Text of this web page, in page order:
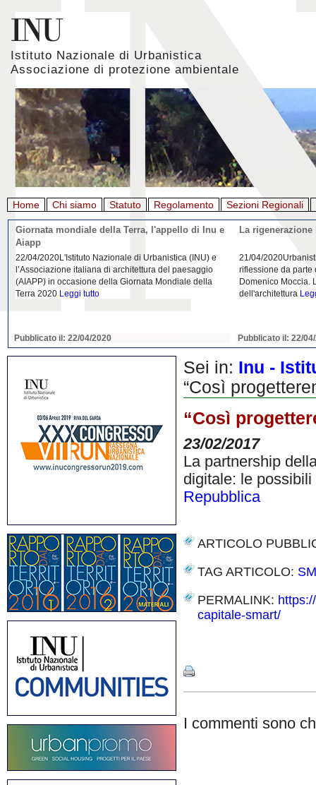
Istituto Nazionale di Urbanistica
Associazione di protezione ambientale
Home Chi siamo Statuto Regolamento Sezioni Regionali
Giornata mondiale della Terra, l'appello di Inu e
Aiapp
22/04/2020L'Istituto Nazionale di Urbanistica (INU) e
l’Associazione italiana di architettura del paesaggio
(AIAPP) in occasione della Giornata Mondiale della
Terra 2020 Leggi tutto
Pubblicato il: 22/04/2020
La
21/04/
riflessione da parte
Domenico Moccia.
dell'architettura
Pubblicato il: 22/
Sei in: Inu -
“Così
“Così
23/02/2017
La partnership
digitale: le
Repubblica
ARTICOLO
TAG ARTICOLO:
PERMALINK:
capitale-smart/
I commenti sono